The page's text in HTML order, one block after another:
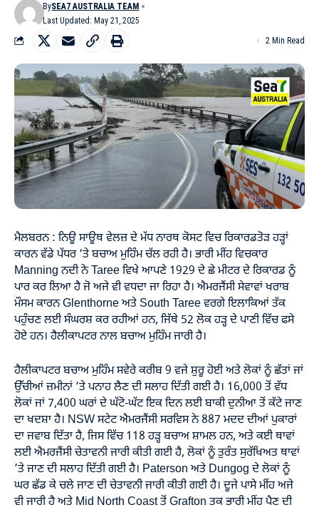
Last Updated: May 21, 2025
BySEA7 AUSTRALIA TEAM
2 Min Read
ਮੈਲਬਰਨ : ਨਿਊ ਸਾਊਥ ਵੇਲਜ਼ ਦੇ ਮੱਧ ਨਾਰਥ ਕੋਸਟ ਵਿਚ ਰਿਕਾਰਡਤੋੜ ਹੜ੍ਹਾਂ
ਕਾਰਨ ਵੱਡੇ ਪੱਧਰ ‘ਤੇ ਬਚਾਅ ਮੁਹਿੰਮ ਚੱਲ ਰਹੀ ਹੈ। ਭਾਰੀ ਮੀਂਹ ਵਿਚਕਾਰ
Manning ਨਦੀ ਨੇ Taree ਵਿਖੇ ਆਪਣੇ 1929 ਦੇ ਛੇ ਮੀਟਰ ਦੇ ਰਿਕਾਰਡ ਨੂੰ
ਪਾਰ ਕਰ ਲਿਆ ਹੈ ਜੋ ਅਜੇ ਵੀ ਵਧਦਾ ਜਾ ਰਿਹਾ ਹੈ। ਐਮਰਜੈਂਸੀ ਸੇਵਾਵਾਂ ਖਰਾਬ
ਮੌਸਮ ਕਾਰਨ Glenthorne ਅਤੇ South Taree ਵਰਗੇ ਇਲਾਕਿਆਂ ਤੱਕ
ਪਹੁੰਚਣ ਲਈ ਸੰਘਰਸ਼ ਕਰ ਰਹੀਆਂ ਹਨ, ਜਿੱਥੇ 52 ਲੋਕ ਹੜ੍ਹ ਦੇ ਪਾਣੀ ਵਿੱਚ ਫਸੇ
ਹੋਏ ਹਨ। ਹੈਲੀਕਾਪਟਰ ਨਾਲ ਬਚਾਅ ਮੁਹਿੰਮ ਜਾਰੀ ਹੈ।
ਹੈਲੀਕਾਪਟਰ ਬਚਾਅ ਮੁਹਿੰਮ ਸਵੇਰੇ ਕਰੀਬ 9 ਵਜੇ ਸ਼ੁਰੂ ਹੋਈ ਅਤੇ ਲੋਕਾਂ ਨੂੰ ਛੱਤਾਂ ਜਾਂ
ਉੱਚੀਆਂ ਜ਼ਮੀਨਾਂ ‘ਤੇ ਪਨਾਹ ਲੈਣ ਦੀ ਸਲਾਹ ਦਿੱਤੀ ਗਈ ਹੈ। 16,000 ਤੋਂ ਵੱਧ
ਲੋਕਾਂ ਜਾਂ 7,400 ਘਰਾਂ ਦੇ ਘੱਟੋ-ਘੱਟ ਇਕ ਦਿਨ ਲਈ ਬਾਕੀ ਦੁਨੀਆ ਤੋਂ ਕੱਟੇ ਜਾਣ
ਦਾ ਖਦਸ਼ਾ ਹੈ। NSW ਸਟੇਟ ਐਮਰਜੈਂਸੀ ਸਰਵਿਸ ਨੇ 887 ਮਦਦ ਦੀਆਂ ਪੁਕਾਰਾਂ
ਦਾ ਜਵਾਬ ਦਿੱਤਾ ਹੈ, ਜਿਸ ਵਿੱਚ 118 ਹੜ੍ਹ ਬਚਾਅ ਸ਼ਾਮਲ ਹਨ, ਅਤੇ ਕਈ ਥਾਵਾਂ
ਲਈ ਐਮਰਜੈਂਸੀ ਚੇਤਾਵਨੀ ਜਾਰੀ ਕੀਤੀ ਗਈ ਹੈ, ਲੋਕਾਂ ਨੂੰ ਤੁਰੰਤ ਸੁਰੱਖਿਅਤ ਥਾਵਾਂ
’ਤੇ ਜਾਣ ਦੀ ਸਲਾਹ ਦਿੱਤੀ ਗਈ ਹੈ। Paterson ਅਤੇ Dungog ਦੇ ਲੋਕਾਂ ਨੂੰ
ਘਰ ਛੱਡ ਕੇ ਚਲੇ ਜਾਣ ਦੀ ਚੇਤਾਵਨੀ ਜਾਰੀ ਕੀਤੀ ਗਈ ਹੈ। ਦੂਜੇ ਪਾਸੇ ਮੀਂਹ ਅਜੇ
ਵੀ ਜਾਰੀ ਹੈ ਅਤੇ Mid North Coast ਤੋਂ Grafton ਤਕ ਭਾਰੀ ਮੀਂਹ ਪੈਣ ਦੀ